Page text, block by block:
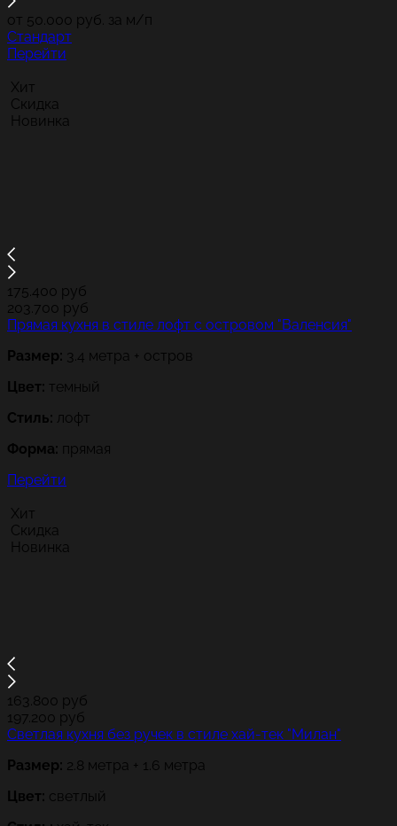
от 50.000 руб. за м/п
Стандарт
Перейти
Хит
Скидка
Новинка
175.400 руб
203.700 руб
Прямая кухня в стиле лофт с островом "Валенсия"
Размер: 3.4 метра + остров
Цвет: темный
Стиль: лофт
Форма: прямая
Перейти
Хит
Скидка
Новинка
163.800 руб
197.200 руб
Светлая кухня без ручек в стиле хай-тек "Милан"
Размер: 2.8 метра + 1.6 метра
Цвет: светлый